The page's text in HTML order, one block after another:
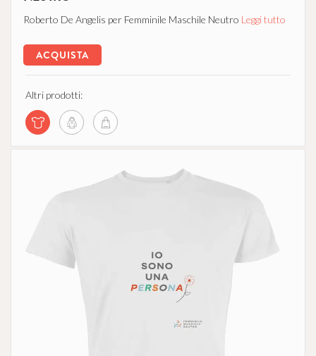
Roberto De Angelis per Femminile Maschile Neutro Leggi tutto
ACQUISTA
Altri prodotti: